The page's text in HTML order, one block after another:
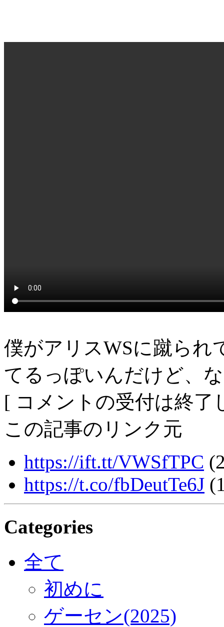
僕がアリスWSに蹴られ
てるっぽいんだけど、
[ コメントの受付は終了
この記事のリンク元
https://ift.tt/VWSfTPC
https://t.co/fbDeutTe6J
Categories
全て
初めに
ゲーセン(2025)